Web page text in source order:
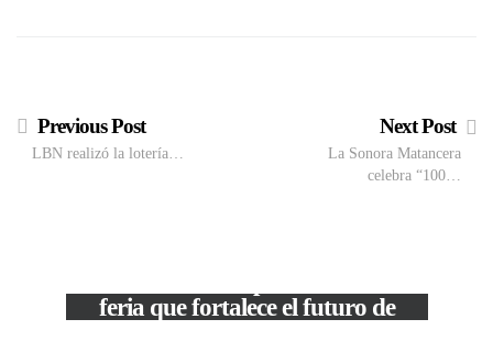
Previous Post
LBN realizó la lotería…
Next Post
La Sonora Matancera
celebra “100…
feria que fortalece el futuro de